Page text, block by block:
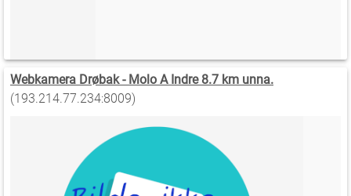
Webkamera Drøbak - Molo A Indre 8.7 km unna.
(193.214.77.234:8009)